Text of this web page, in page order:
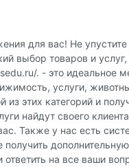
для вас! Не
выбор товаров и
. - это идеальное
услуги,
этих категорий и
найдут своего
Также у нас есть
на все ваши